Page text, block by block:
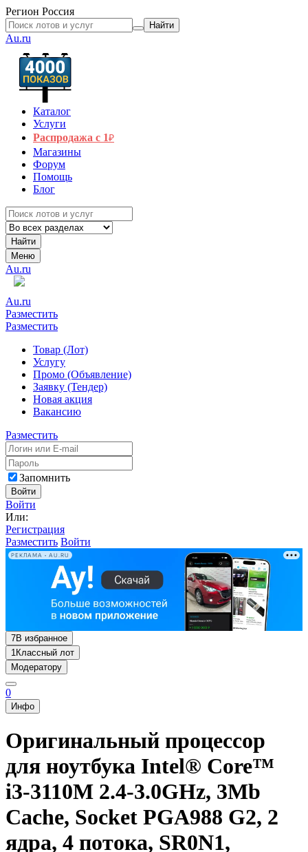
Регион Россия
Найти
Au.ru
Каталог
Услуги
Распродажа с 1₽
Магазины
Форум
Помощь
Блог
Найти
Меню
Au.ru
Au.ru
Разместить
Разместить
Товар (Лот)
Услугу
Промо (Объявление)
Заявку (Тендер)
Новая акция
Вакансию
Разместить
Запомнить
Войти
Войти
Или:
Регистрация
Разместить Войти
РЕКЛАМА • AU.RU
7В избранное
1Классный лот
Модератору
0
Инфо
Оригинальный процессор
для ноутбука Intel® Core™
i3-3110M 2.4-3.0GHz, 3Mb
Cache, Socket PGA988 G2, 2
ядра, 4 потока, SR0N1,